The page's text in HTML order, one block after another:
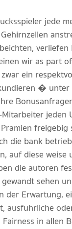
jede
wir as part
ein
�
die bank
auf diese
die autoren
sehen
Erwartung,
ausfuhrliche
in allen